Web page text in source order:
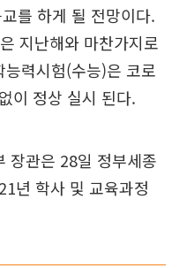
를 하게 될 전망이다.
지난해와 마찬가지로
력시험(수능)은 코로
이 정상 실시 된다.
장관은 28일 정부세종
년 학사 및 교육과정